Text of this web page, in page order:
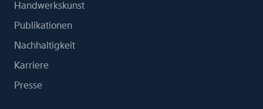
Handwerkskunst
Publikationen
Nachhaltigkeit
Karriere
Presse